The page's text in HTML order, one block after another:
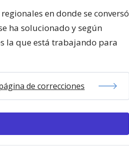
en donde se conversó
ha solucionado y según
la que está trabajando para
de correcciones